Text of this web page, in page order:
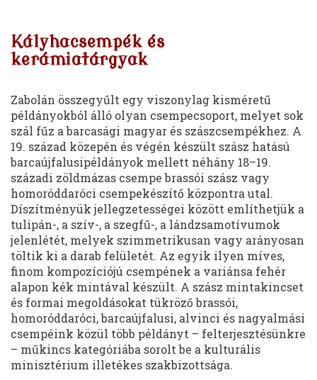
Kályhacsempék és
kerámiatárgyak
Zabolán összegyűlt egy viszonylag kisméretű
példányokból álló olyan csempecsoport, melyet sok
szál fűz a barcasági magyar és szászcsempékhez. A
19. század közepén és végén készült szász hatású
barcaújfalusipéldányok mellett néhány 18–19.
századi zöldmázas csempe brassói szász vagy
homoróddaróci csempekészítő központra utal.
Díszítményük jellegzetességei között említhetjük a
tulipán-, a szív-, a szegfű-, a lándzsamotívumok
jelenlétét, melyek szimmetrikusan vagy arányosan
töltik ki a darab felületét. Az egyik ilyen míves,
finom kompozíciójú csempének a variánsa fehér
alapon kék mintával készült. A szász mintakincset
és formai megoldásokat tükröző brassói,
homoróddaróci, barcaújfalusi, alvinci és nagyalmási
csempéink közül több példányt – felterjesztésünkre
– műkincs kategóriába sorolt be a kulturális
minisztérium illetékes szakbizottsága.